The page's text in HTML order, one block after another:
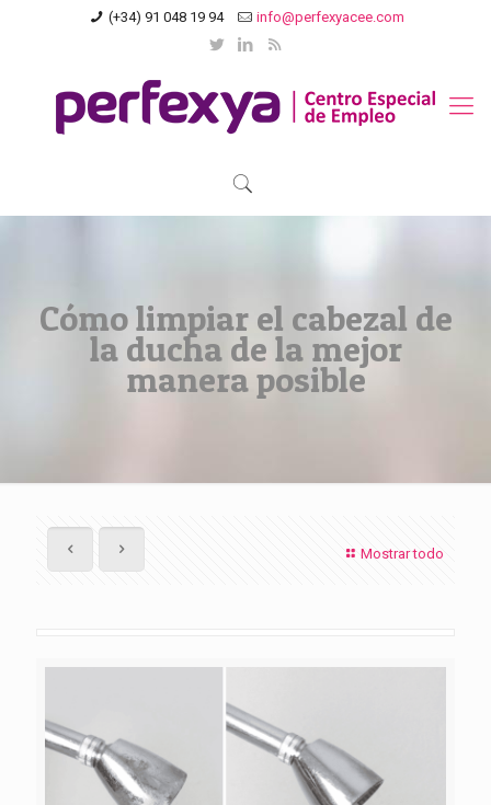
(+34) 91 048 19 94 info@perfexyacee.com
Cómo limpiar el cabezal de
la ducha de la mejor
manera posible
Mostrar todo